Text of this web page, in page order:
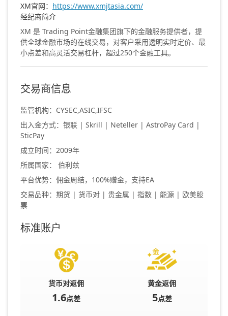
XM官网： https://www.xmjtasia.com/
经纪商简介
XM 是 Trading Point金融集团旗下的金融服务提供者，提
供全球金融市场的在线交易，对客户采用透明实时定价、最
小点差和高灵活交易杠杆，超过250个金融工具。
交易商信息
监管机构：CYSEC,ASIC,IFSC
出入金方式：银联 | Skrill | Neteller | AstroPay Card |
SticPay
成立时间：2009年
所属国家： 伯利兹
平台优势：佣金周结，100%赠金，支持EA
交易品种：期货 | 货币对 | 贵金属 | 指数 | 能源 | 欧美股
票
标准账户
货币对返佣
1.6点差
黄金返佣
5点差